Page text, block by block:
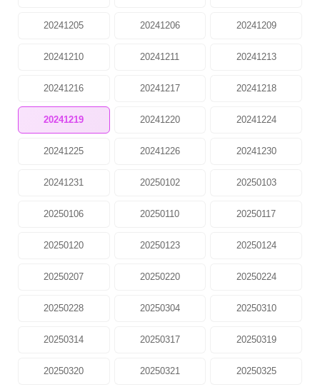
20241205 20241206 20241209
20241210 20241211 20241213
20241216 20241217 20241218
20241219 20241220 20241224
20241225 20241226 20241230
20241231 20250102 20250103
20250106 20250110 20250117
20250120 20250123 20250124
20250207 20250220 20250224
20250228 20250304 20250310
20250314 20250317 20250319
20250320 20250321 20250325